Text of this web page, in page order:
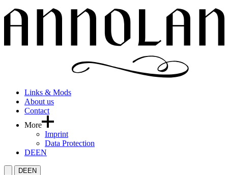
Links & Mods
About us
Contact
More
Imprint
Data Protection
DEEN
DEEN